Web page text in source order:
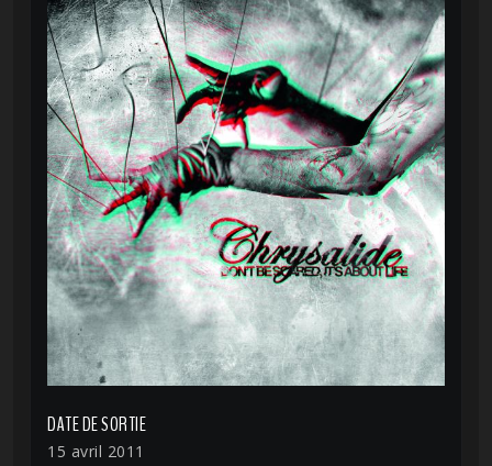
DATE DE SORTIE
15 avril 2011